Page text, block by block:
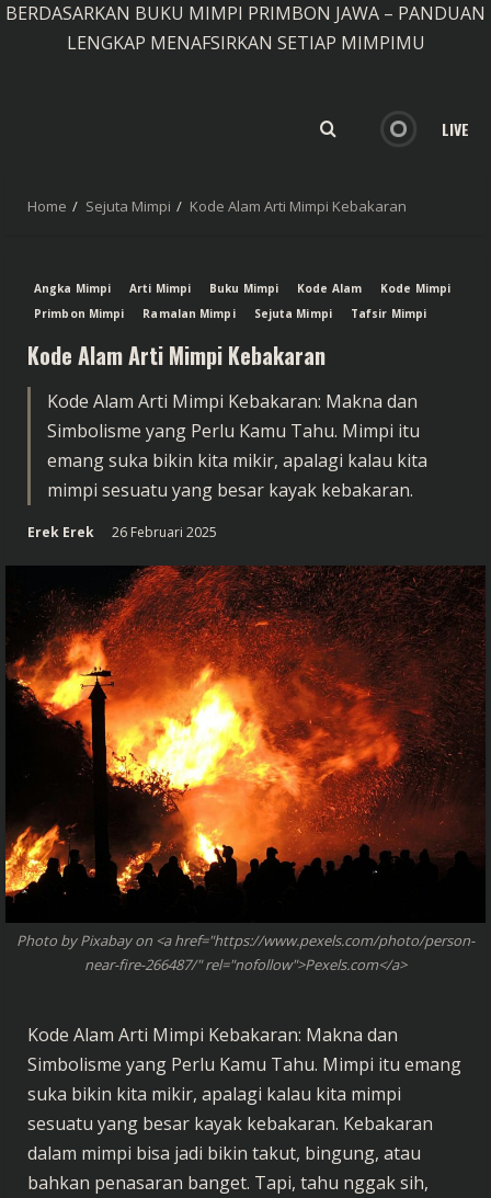
BERDASARKAN BUKU MIMPI PRIMBON JAWA – PANDUAN
LENGKAP MENAFSIRKAN SETIAP MIMPIMU
LIVE
Home Sejuta Mimpi Kode Alam Arti Mimpi Kebakaran
Angka Mimpi Arti Mimpi Buku Mimpi Kode Alam
Kode Mimpi
Primbon Mimpi
Ramalan Mimpi Sejuta Mimpi Tafsir Mimpi
Kode Alam Arti Mimpi Kebakaran
Kode Alam Arti Mimpi Kebakaran: Makna dan
Simbolisme yang Perlu Kamu Tahu. Mimpi itu
emang suka bikin kita mikir, apalagi kalau kita
mimpi sesuatu yang besar kayak kebakaran.
Erek Erek 26 Februari 2025
Photo by Pixabay on <a href="https://www.pexels.com/photo/person-
near-fire-266487/" rel="nofollow">Pexels.com</a>
Kode Alam Arti Mimpi Kebakaran: Makna dan
Simbolisme yang Perlu Kamu Tahu. Mimpi itu emang
suka bikin kita mikir, apalagi kalau kita mimpi
sesuatu yang besar kayak kebakaran. Kebakaran
dalam mimpi bisa jadi bikin takut, bingung, atau
bahkan penasaran banget. Tapi, tahu nggak sih,